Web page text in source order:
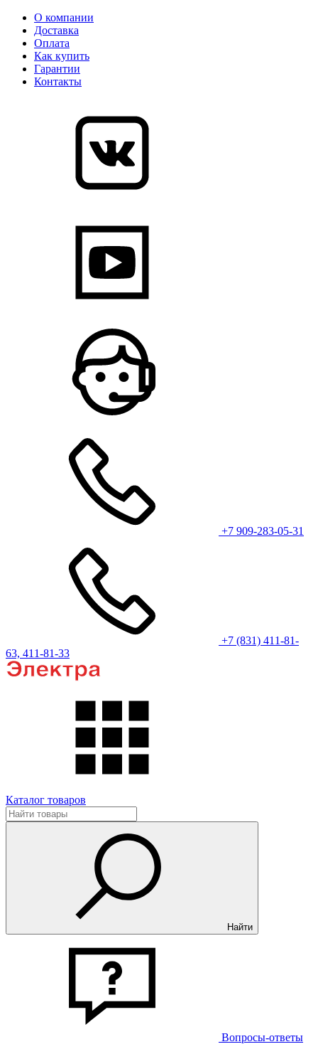
О компании
Доставка
Оплата
Как купить
Гарантии
Контакты
+7 909-283-05-31
+7 (831) 411-81-
63, 411-81-33
Каталог товаров
Найти
Вопросы-ответы